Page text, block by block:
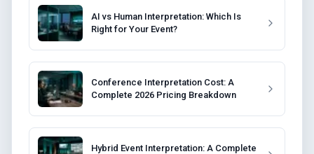
AI vs Human Interpretation: Which Is
Right for Your Event?
Conference Interpretation Cost: A
Complete 2026 Pricing Breakdown
Hybrid Event Interpretation: A Complete